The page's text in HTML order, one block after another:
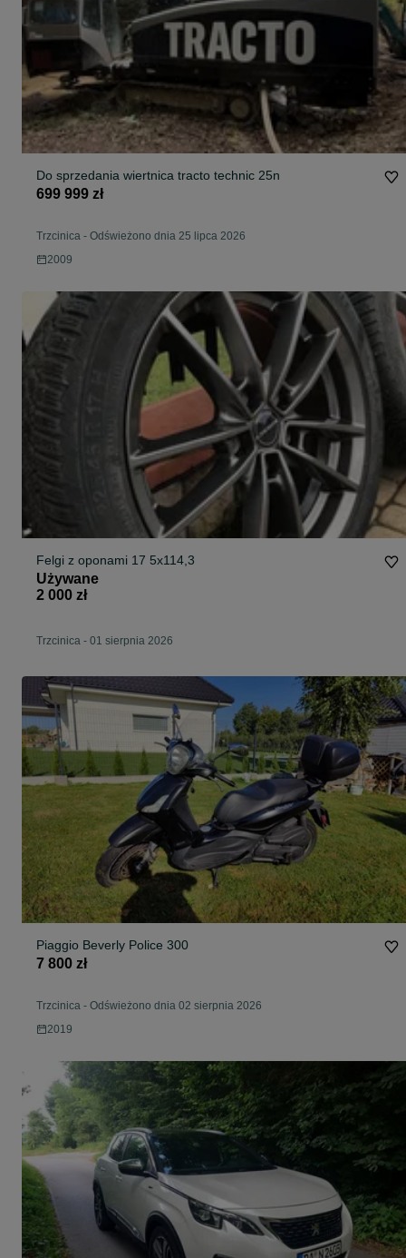
Do sprzedania wiertnica tracto technic 25n
699 999 zł
Trzcinica - Odświeżono dnia 25 lipca 2026
2009
Felgi z oponami 17 5x114,3
Używane
2 000 zł
Trzcinica - 01 sierpnia 2026
Piaggio Beverly Police 300
7 800 zł
Trzcinica - Odświeżono dnia 02 sierpnia 2026
2019